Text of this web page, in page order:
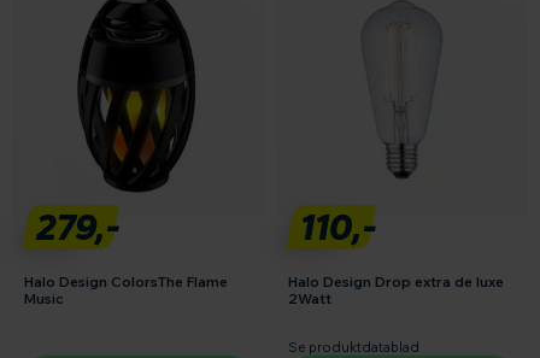
279,-
Halo Design ColorsThe Flame
Music
110,-
Halo Design Drop extra de luxe
2Watt
Se produktdatablad